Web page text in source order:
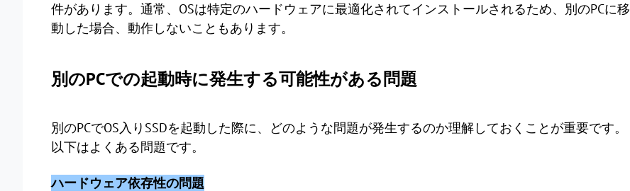
件があります。通常、OSは特定のハードウェアに最適化されてインストールされるため、別のPCに移
動した場合、動作しないこともあります。
別のPCでの起動時に発生する可能性がある問題
別のPCでOS入りSSDを起動した際に、どのような問題が発生するのか理解しておくことが重要です。
以下はよくある問題です。
ハードウェア依存性の問題